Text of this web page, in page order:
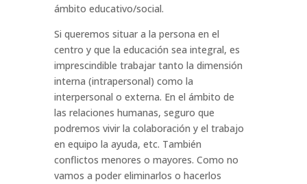
ámbito educativo/social.
Si queremos situar a la persona en el
centro y que la educación sea integral, es
imprescindible trabajar tanto la dimensión
interna (intrapersonal) como la
interpersonal o externa. En el ámbito de
las relaciones humanas, seguro que
podremos vivir la colaboración y el trabajo
en equipo la ayuda, etc. También
conflictos menores o mayores. Como no
vamos a poder eliminarlos o hacerlos